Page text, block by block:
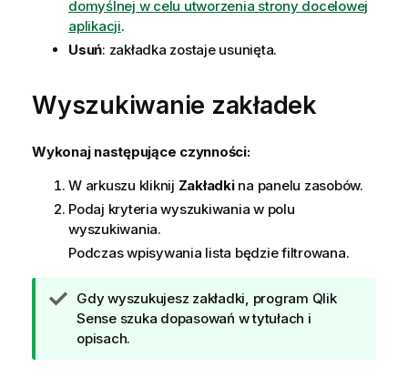
domyślnej w celu utworzenia strony docelowej
aplikacji.
Usuń: zakładka zostaje usunięta.
Wyszukiwanie zakładek
Wykonaj następujące czynności:
W arkuszu kliknij Zakładkina panelu zasobów.
Podaj kryteria wyszukiwania w polu
wyszukiwania.
Podczas wpisywania lista będzie filtrowana.
W
s
k
Gdy wyszukujesz zakładki, program Qlik
Senseszuka dopasowań w tytułach i
opisach.